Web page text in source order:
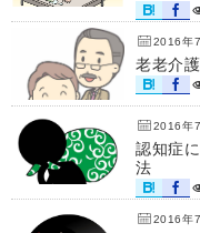
2016年
老老介
2016年
認知症
法
2016年